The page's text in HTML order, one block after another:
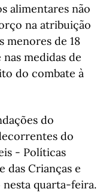
alimentares não
na atribuição
menores de 18
medidas de
do combate à
do
do
- Políticas
das Crianças e
nesta quarta-feira.